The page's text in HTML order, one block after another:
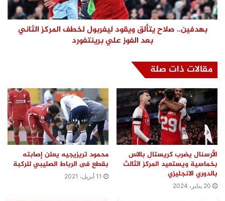
بهدفين.. صلاح يتألق ويقود ليفربول لخطف المركز الثاني
بعد الفوز علي برينتفورد
مقالات ذات صلة
الأرسنال يضرب كريستال بالاس
بخماسية ويستعيد المركز الثالث
بالدوري الانجليزي
20 يناير، 2024
محمود تريزيجيه يعلن إصابته
بقطع فى الرباط الصليبي للركبة
11 أبريل، 2021